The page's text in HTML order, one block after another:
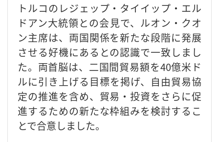
トルコのレジェップ・タイイップ・エル
ドアン大統領との会見で、ルオン・クオ
ン主席は、両国関係を新たな段階に発展
させる好機にあるとの認識で一致しまし
た。両首脳は、二国間貿易額を40億米ド
ルに引き上げる目標を掲げ、自由貿易協
定の推進を含め、貿易・投資をさらに促
進するための新たな枠組みを検討するこ
とで合意しました。